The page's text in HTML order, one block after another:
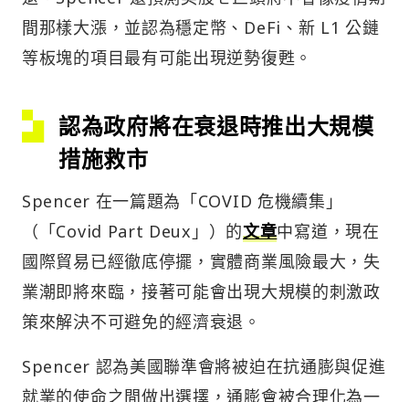
間那樣大漲，並認為穩定幣、DeFi、新 L1 公鏈
等板塊的項目最有可能出現逆勢復甦。
認為政府將在衰退時推出大規模
措施救市
Spencer 在一篇題為「COVID 危機續集」
（「Covid Part Deux」）的文章中寫道，現在
國際貿易已經徹底停擺，實體商業風險最大，失
業潮即將來臨，接著可能會出現大規模的刺激政
策來解決不可避免的經濟衰退。
Spencer 認為美國聯準會將被迫在抗通膨與促進
就業的使命之間做出選擇，通膨會被合理化為一